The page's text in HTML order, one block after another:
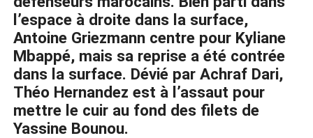
l’espace à droite dans la surface,
Antoine Griezmann centre pour Kyliane
Mbappé, mais sa reprise a été contrée
dans la surface. Dévié par Achraf Dari,
Théo Hernandez est à l’assaut pour
mettre le cuir au fond des filets de
Yassine Bounou.